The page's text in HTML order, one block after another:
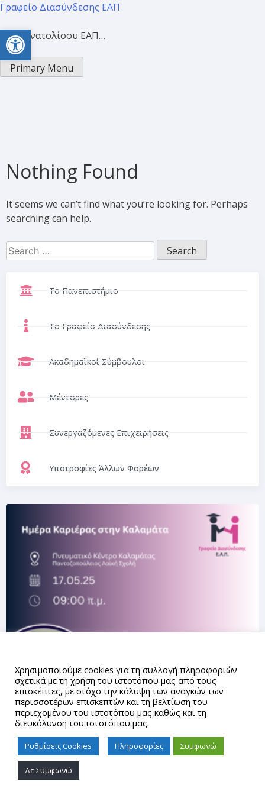
Open toolbar
Γραφείο Διασύνδεσης ΕΑΠ
Προσανατολίσου ΕΑΠ…
Primary Menu
Nothing Found
It seems we can’t find what you’re looking for. Perhaps
searching can help.
Το Πανεπιστήμιο
Το Γραφείο Διασύνδεσης
Ακαδημαϊκοί Σύμβουλοι
Μέντορες
Συνεργαζόμενες Επιχειρήσεις
Υποτροφίες Άλλων Φορέων
Proudly powered by WordPress
Χρησιμοποιούμε cookies για τη συλλογή πληροφοριών
σχετικά με τη χρήση του ιστοτόπου μας από τους
επισκέπτες, με στόχο την κάλυψη των αναγκών των
περισσοτέρων επισκεπτών και τη βελτίωση του
περιεχομένου του ιστοτόπου μας καθώς και τη
διευκόλυνση του ιστοτόπου μας.
Ρυθμίσεις Cookies Πληροφορίες Συμφωνώ
Δε Συμφωνώ